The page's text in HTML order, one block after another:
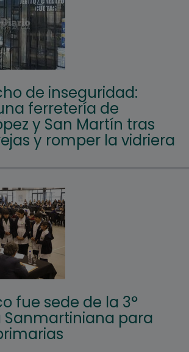
de inseguridad:
ferretería de
y San Martín tras
y romper la vidriera
fue sede de la 3°
Sanmartiniana para